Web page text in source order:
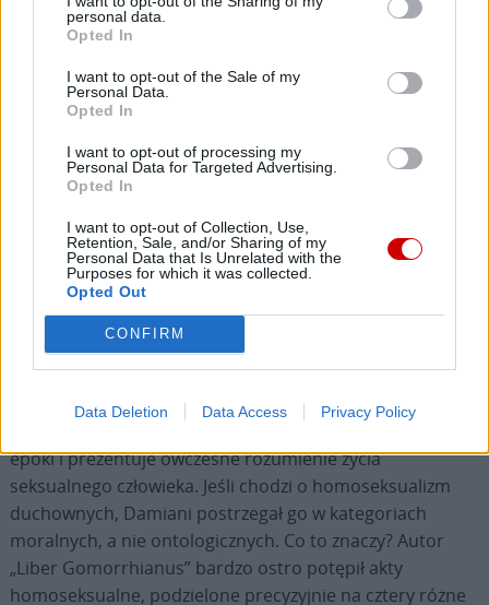
personal data.
Opted In
I want to opt-out of the Sale of my
Personal Data.
Opted In
I want to opt-out of processing my
Personal Data for Targeted Advertising.
Opted In
I want to opt-out of Collection, Use,
Retention, Sale, and/or Sharing of my
Personal Data that Is Unrelated with the
Purposes for which it was collected.
Opted Out
CONFIRM
Data Deletion Data Access Privacy Policy
dekretach Synodu w Elwirze (305–306) czy Synodu w
Ancyrze (314), w pismach Tertuliana, św. Bazylego z
Cezarei czy św. Augustyna. Jednak dopiero w XI w. św.
Piotr Damiani ukazał dramatyczną skalę problemu
reformy Kościoła.
dzisiaj?
– W niewielkim stopniu. Traktat-list „Liber Gomorrhianus”
koncentruje się przede wszystkich na analizie aktów
seksualnych. W niektórych fragmentach może szokować
współczesnego czytelnika dosadność i skrajność
pewnych sformułowań, dotyczących ludzkiej
epoki i prezentuje ówczesne rozumienie życia
seksualnego człowieka. Jeśli chodzi o homoseksualizm
duchownych, Damiani postrzegał go w kategoriach
moralnych, a nie ontologicznych. Co to znaczy? Autor
„Liber Gomorrhianus” bardzo ostro potępił akty
homoseksualne, podzielone precyzyjnie na cztery różne